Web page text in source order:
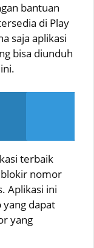
bantuan
di Play
saja aplikasi
bisa diunduh
terbaik
nomor
Aplikasi ini
dapat
yang